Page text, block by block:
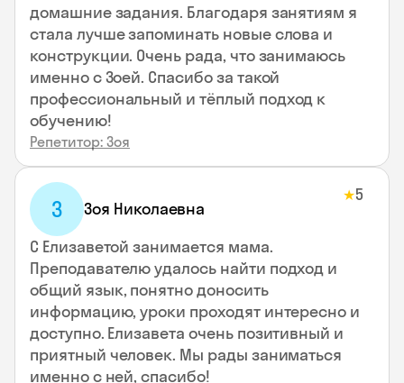
домашние задания. Благодаря занятиям я
стала лучше запоминать новые слова и
конструкции. Очень рада, что занимаюсь
именно с Зоей. Спасибо за такой
профессиональный и тёплый подход к
обучению!
Репетитор: Зоя
З Зоя Николаевна
★5
С Елизаветой занимается мама.
Преподавателю удалось найти подход и
общий язык, понятно доносить
информацию, уроки проходят интересно и
доступно. Елизавета очень позитивный и
приятный человек. Мы рады заниматься
именно с ней, спасибо!